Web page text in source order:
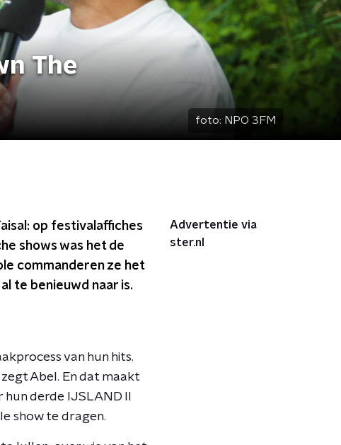
The
foto: NPO 3FM
op festivalaffiches
shows was het de
commanderen ze het
te benieuwd naar is.
van hun hits.
Abel. En dat maakt
derde IJSLAND II
show te dragen.
Advertentie via
ster.nl